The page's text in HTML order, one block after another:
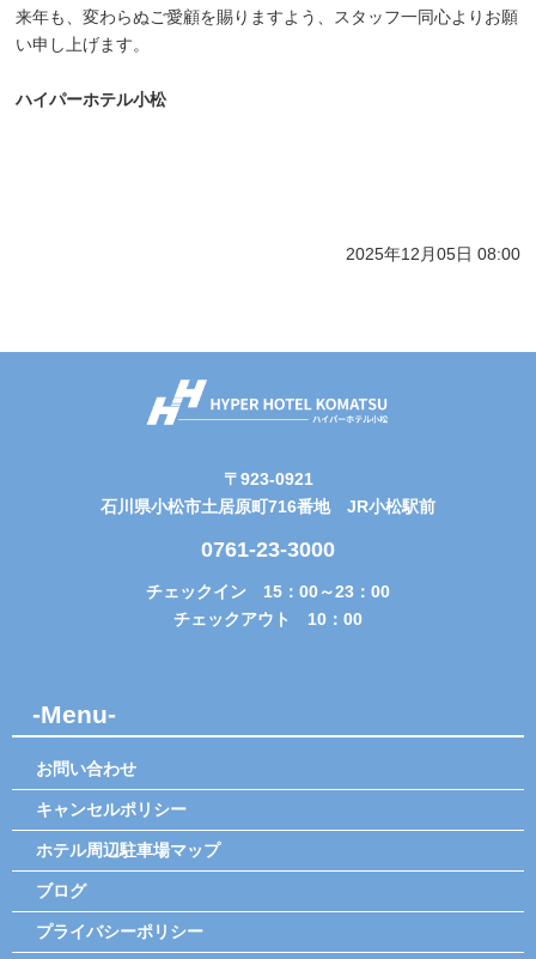
来年も、変わらぬご愛顧を賜りますよう、スタッフ一同心よりお願
い申し上げます。
ハイパーホテル小松
2025年12月05日 08:00
〒923-0921
石川県小松市土居原町716番地 JR小松駅前
0761-23-3000
チェックイン 15：00～23：00
チェックアウト 10：00
-Menu-
お問い合わせ
キャンセルポリシー
ホテル周辺駐車場マップ
ブログ
プライバシーポリシー